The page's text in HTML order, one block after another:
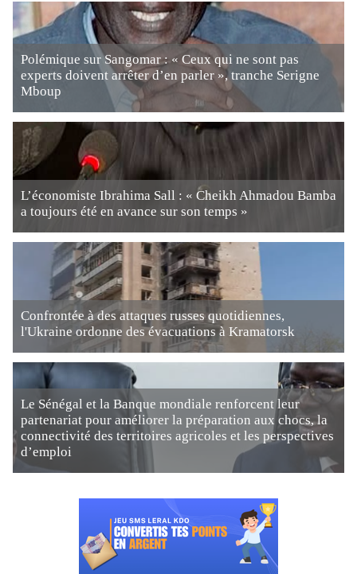
Polémique sur Sangomar : « Ceux qui ne sont pas
experts doivent arrêter d’en parler », tranche Serigne
Mboup
L’économiste Ibrahima Sall : « Cheikh Ahmadou Bamba
a toujours été en avance sur son temps »
Confrontée à des attaques russes quotidiennes,
l'Ukraine ordonne des évacuations à Kramatorsk
Le Sénégal et la Banque mondiale renforcent leur
partenariat pour améliorer la préparation aux chocs, la
connectivité des territoires agricoles et les perspectives
d’emploi